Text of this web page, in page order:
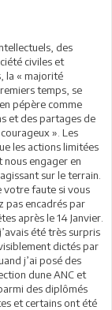
des
civiles et
la « majorité
temps, se
pépère comme
et des partages de
». Les
les actions limitées
nous engager en
sur le terrain.
votre faute si vous
pas encadrés par
après le 14 Janvier.
été très surpris
dictés par
j’ai posé des
dune ANC et
des diplômés
et certains ont été